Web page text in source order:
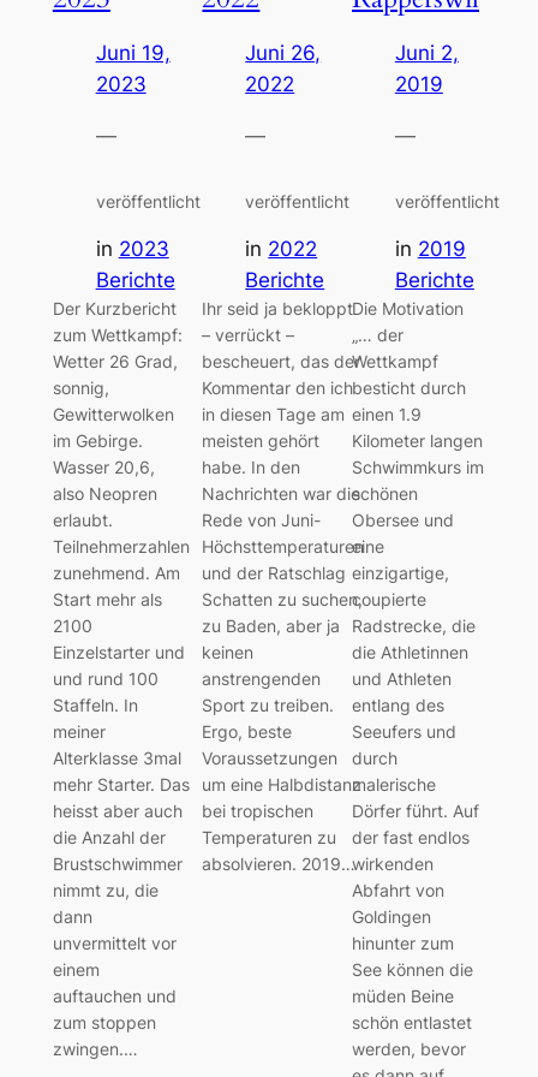
Juni 19,
2023
—
veröffentlicht
in 2023
Berichte
Der Kurzbericht
zum Wettkampf:
Wetter 26 Grad,
sonnig,
Gewitterwolken
im Gebirge.
Wasser 20,6,
also Neopren
erlaubt.
Teilnehmerzahlen
zunehmend. Am
Start mehr als
2100
Einzelstarter und
und rund 100
Staffeln. In
meiner
Alterklasse 3mal
mehr Starter. Das
heisst aber auch
die Anzahl der
Brustschwimmer
nimmt zu, die
dann
unvermittelt vor
einem
auftauchen und
zum stoppen
zwingen.…
Juni 26,
2022
—
veröffentlicht
in 2022
Berichte
Ihr seid ja bekloppt
– verrückt –
bescheuert, das der
Kommentar den ich
in diesen Tage am
meisten gehört
habe. In den
Nachrichten war die
Rede von Juni-
Höchsttemperaturen
und der Ratschlag
Schatten zu suchen,
zu Baden, aber ja
keinen
anstrengenden
Sport zu treiben.
Ergo, beste
Voraussetzungen
um eine Halbdistanz
bei tropischen
Temperaturen zu
absolvieren. 2019…
Juni 2,
2019
—
veröffentlicht
in 2019
Berichte
Die Motivation
„… der
Wettkampf
besticht durch
einen 1.9
Kilometer langen
Schwimmkurs im
schönen
Obersee und
eine
einzigartige,
coupierte
Radstrecke, die
die Athletinnen
und Athleten
entlang des
Seeufers und
durch
malerische
Dörfer führt. Auf
der fast endlos
wirkenden
Abfahrt von
Goldingen
hinunter zum
See können die
müden Beine
schön entlastet
werden, bevor